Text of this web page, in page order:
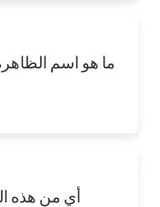
ما هو اسم
أي من هذه